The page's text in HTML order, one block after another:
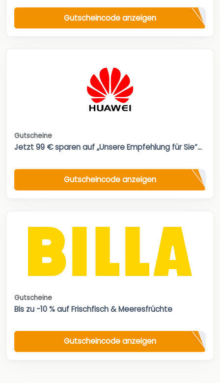
Gutscheincode anzeigen
Gutscheine
Jetzt 99 € sparen auf „Unsere Empfehlung für Sie“...
Gutscheincode anzeigen
Gutscheine
Bis zu -10 % auf Frischfisch & Meeresfrüchte
Gutscheincode anzeigen